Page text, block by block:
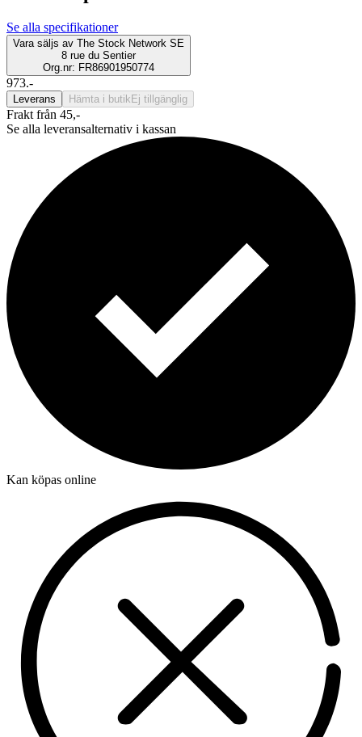
Se alla specifikationer
Vara säljs av The Stock Network SE
8 rue du Sentier
Org.nr: FR86901950774
973.-
Leverans Hämta i butik Ej tillgänglig
Frakt från 45,-
Se alla leveransalternativ i kassan
Kan köpas online